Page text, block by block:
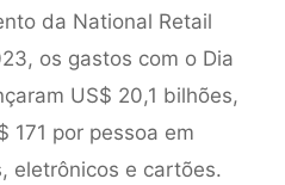
da National Retail
os gastos com o Dia
US$ 20,1 bilhões,
171 por pessoa em
eletrônicos e cartões.